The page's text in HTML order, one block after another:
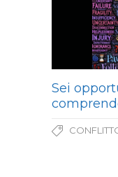
Sei